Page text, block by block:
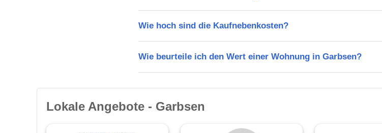
Wie hoch sind die Kaufnebenkosten?
Wie beurteile ich den Wert einer Wohnung in Garbsen?
Lokale Angebote - Garbsen